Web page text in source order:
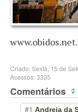
Criado: Sexta, 15 de
Acessos: 3335
Comentários
#1 Andreia da